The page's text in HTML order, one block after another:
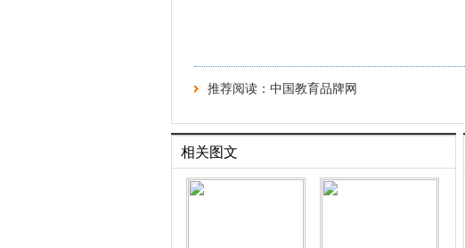
推荐阅读： 中国教育品牌网
相关图文